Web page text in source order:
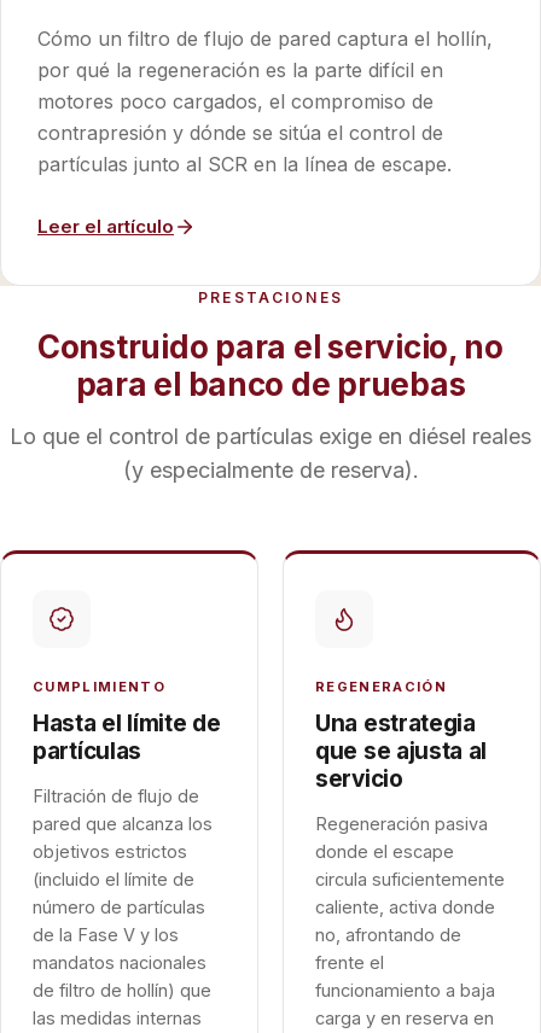
Cómo un filtro de flujo de pared captura el hollín,
por qué la regeneración es la parte difícil en
motores poco cargados, el compromiso de
contrapresión y dónde se sitúa el control de
partículas junto al SCR en la línea de escape.
Leer el artículo
PRESTACIONES
Construido para el servicio, no
para el banco de pruebas
Lo que el control de partículas exige en diésel reales
(y especialmente de reserva).
CUMPLIMIENTO
Hasta el límite de
partículas
Filtración de flujo de
pared que alcanza los
objetivos estrictos
(incluido el límite de
número de partículas
de la Fase V y los
mandatos nacionales
de filtro de hollín) que
las medidas internas
REGENERACIÓN
Una estrategia
que se ajusta al
servicio
Regeneración pasiva
donde el escape
circula suficientemente
caliente, activa donde
no, afrontando de
frente el
funcionamiento a baja
carga y en reserva en